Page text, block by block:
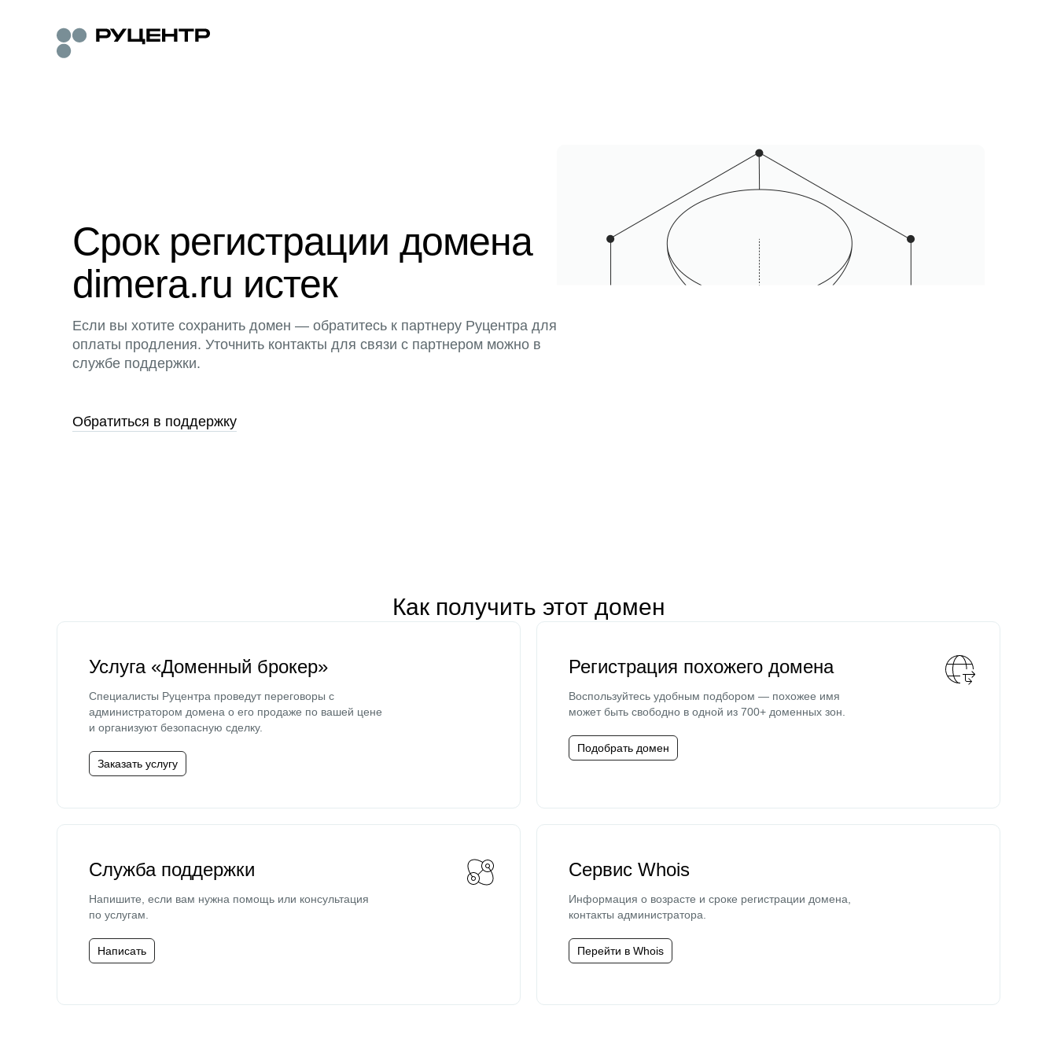
Срок регистрации домена
dimera.ru истек
Если вы хотите сохранить домен — обратитесь к партнеру Руцентра для
оплаты продления. Уточнить контакты для связи с партнером можно в
службе поддержки.
Обратиться в поддержку
Как получить этот домен
Услуга «Доменный брокер»
Специалисты Руцентра проведут переговоры с
администратором домена о его продаже по вашей цене
и организуют безопасную сделку.
Заказать услугу
Регистрация похожего домена
Воспользуйтесь удобным подбором — похожее имя
может быть свободно в одной из 700+ доменных зон.
Подобрать домен
Служба поддержки
Напишите, если вам нужна помощь или консультация
по услугам.
Написать
Сервис Whois
Информация о возрасте и сроке регистрации домена,
контакты администратора.
Перейти в Whois